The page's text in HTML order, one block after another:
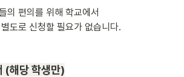
도로 신청할 필요가 없습니다.
(해당 학생만)